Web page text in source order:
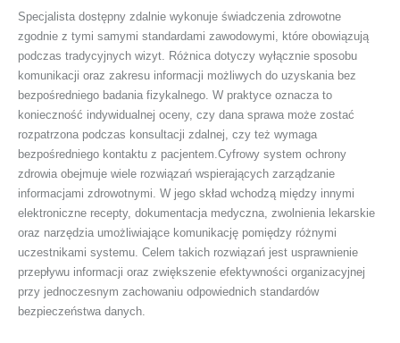
Specjalista dostępny zdalnie wykonuje świadczenia zdrowotne
zgodnie z tymi samymi standardami zawodowymi, które obowiązują
podczas tradycyjnych wizyt. Różnica dotyczy wyłącznie sposobu
komunikacji oraz zakresu informacji możliwych do uzyskania bez
bezpośredniego badania fizykalnego. W praktyce oznacza to
konieczność indywidualnej oceny, czy dana sprawa może zostać
rozpatrzona podczas konsultacji zdalnej, czy też wymaga
bezpośredniego kontaktu z pacjentem.Cyfrowy system ochrony
zdrowia obejmuje wiele rozwiązań wspierających zarządzanie
informacjami zdrowotnymi. W jego skład wchodzą między innymi
elektroniczne recepty, dokumentacja medyczna, zwolnienia lekarskie
oraz narzędzia umożliwiające komunikację pomiędzy różnymi
uczestnikami systemu. Celem takich rozwiązań jest usprawnienie
przepływu informacji oraz zwiększenie efektywności organizacyjnej
przy jednoczesnym zachowaniu odpowiednich standardów
bezpieczeństwa danych.